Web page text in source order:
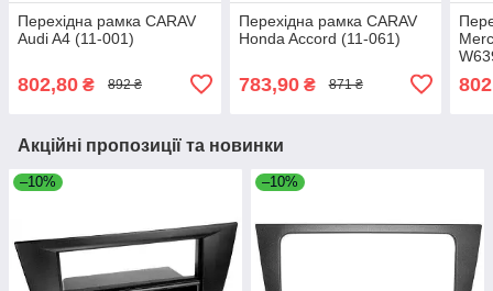
Перехідна рамка CARAV
Audi A4 (11-001)
802,80 ₴ 892 ₴
Перехідна рамка CARAV
Honda Accord (11-061)
783,90₴ 871 ₴
Акційні пропозиції та новинки
–10% –10%